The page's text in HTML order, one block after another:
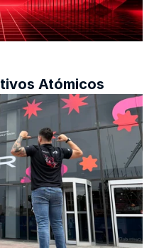
Atómicos